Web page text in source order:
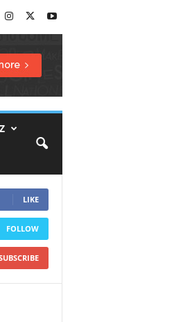
LIKE
FOLLOW